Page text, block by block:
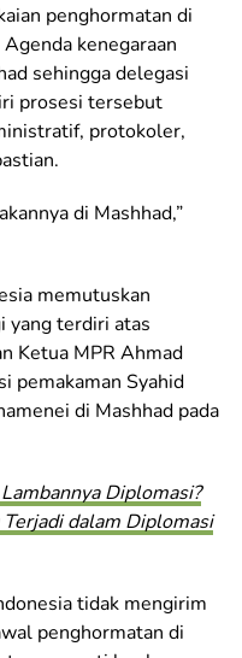
penghormatan di
kenegaraan
sehingga delegasi
prosesi tersebut
protokoler,
di Mashhad,”
memutuskan
yang terdiri atas
Ketua MPR Ahmad
pemakaman Syahid
di Mashhad pada
Diplomasi?
dalam Diplomasi
tidak mengirim
penghormatan di